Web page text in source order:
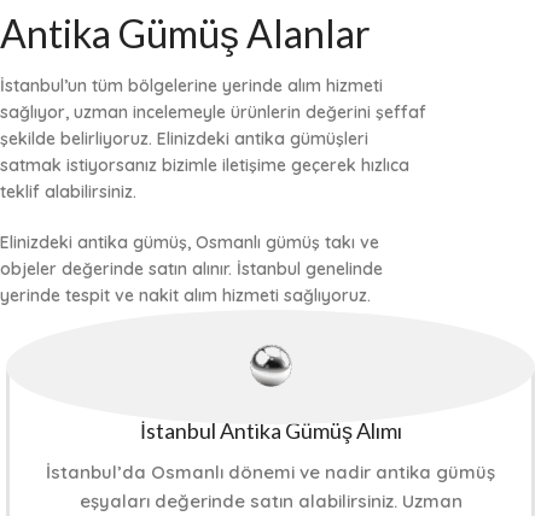
Antika Gümüş Alanlar
İstanbul’un tüm bölgelerine yerinde alım hizmeti
sağlıyor, uzman incelemeyle ürünlerin değerini şeffaf
şekilde belirliyoruz. Elinizdeki antika gümüşleri
satmak istiyorsanız bizimle iletişime geçerek hızlıca
teklif alabilirsiniz.
Elinizdeki antika gümüş, Osmanlı gümüş takı ve
objeler değerinde satın alınır. İstanbul genelinde
yerinde tespit ve nakit alım hizmeti sağlıyoruz.
İstanbul Antika Gümüş Alımı
İstanbul’da Osmanlı dönemi ve nadir antika gümüş
eşyaları değerinde satın alabilirsiniz. Uzman